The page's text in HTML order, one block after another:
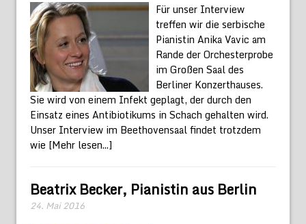
Für unser Interview
treffen wir die serbische
Pianistin Anika Vavic am
Rande der Orchesterprobe
im Großen Saal des
Berliner Konzerthauses.
Sie wird von einem Infekt geplagt, der durch den
Einsatz eines Antibiotikums in Schach gehalten wird.
Unser Interview im Beethovensaal findet trotzdem
wie [Mehr lesen...]
Beatrix Becker, Pianistin aus Berlin
24. Mai 2016